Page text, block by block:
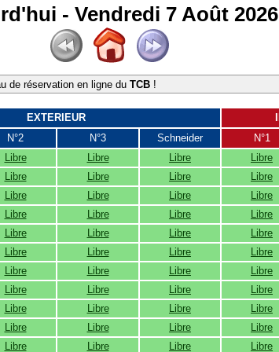
- Vendredi 7 Août 2026
de réservation en ligne du TCB !
EXTERIEUR
N°2 N°3 Schneider N°1
Libre Libre Libre Libre
Libre Libre Libre Libre
Libre Libre Libre Libre
Libre Libre Libre Libre
Libre Libre Libre Libre
Libre Libre Libre Libre
Libre Libre Libre Libre
Libre Libre Libre Libre
Libre Libre Libre Libre
Libre Libre Libre Libre
Libre Libre Libre Libre